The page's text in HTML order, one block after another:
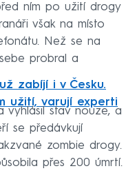
ním po užití drogy
však na místo
Než se na
probral a
zabíjí i v Česku.
užití, varují experti
vyhlásil stav nouze, a
se předávkují
zombie drogy.
přes 200 úmrtí.